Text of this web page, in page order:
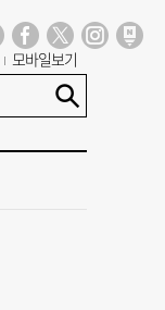
모바일보기